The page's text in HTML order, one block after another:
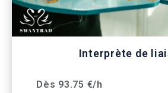
Interprète de
Dès 93.75 €/h